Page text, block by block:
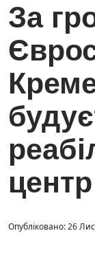
За
Опубліковано: 26